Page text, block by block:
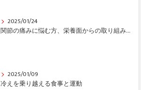
2025/01/24
関節の痛みに悩む方、栄養面からの取り組みも重要ですよ！
2025/01/09
冷えを乗り越える食事と運動